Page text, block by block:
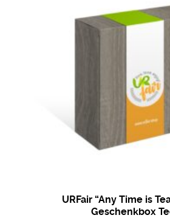
URFair “Any Time is
Geschenkbox